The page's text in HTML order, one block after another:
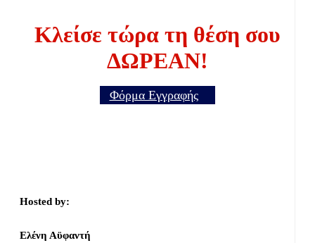
Κλείσε τώρα τη θέση σου
ΔΩΡΕΑΝ!
Φόρμα Εγγραφής
Hosted by:
Ελένη Αϋφαντή